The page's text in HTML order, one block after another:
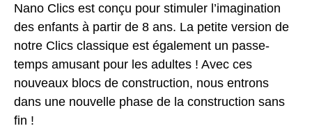
Nano Clics est conçu pour stimuler l’imagination
des enfants à partir de 8 ans. La petite version de
notre Clics classique est également un passe-
temps amusant pour les adultes ! Avec ces
nouveaux blocs de construction, nous entrons
dans une nouvelle phase de la construction sans
fin !